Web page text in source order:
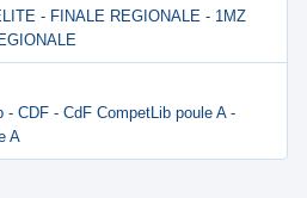
- FINALE REGIONALE - 1MZ
- CDF - CdF CompetLib poule A -
A